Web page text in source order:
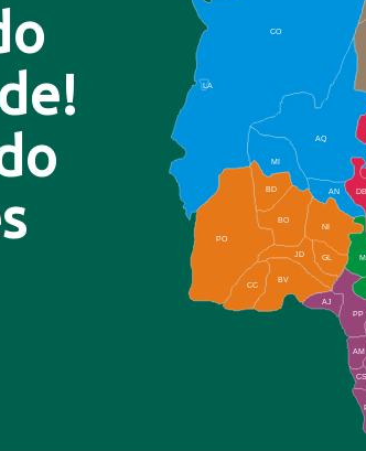
CO
AQ
MI
AN
BD
BO
NI
JD
PO
BV
CC
PP
AJ
AM
DB
CS
GL
LA